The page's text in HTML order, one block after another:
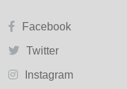
Facebook
Twitter
Instagram